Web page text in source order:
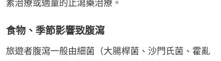
素治療或適量的止瀉藥治療。
食物、季節影響致腹瀉
旅遊者腹瀉一般由細菌（大腸桿菌、沙門氏菌、霍亂